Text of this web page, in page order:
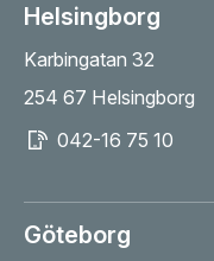
Helsingborg
Karbingatan 32
254 67 Helsingborg
042-16 75 10
Göteborg